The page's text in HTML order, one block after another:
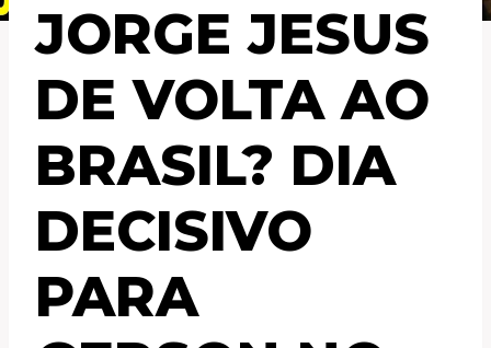
JORGE JESUS
DE VOLTA AO
BRASIL? DIA
DECISIVO
PARA